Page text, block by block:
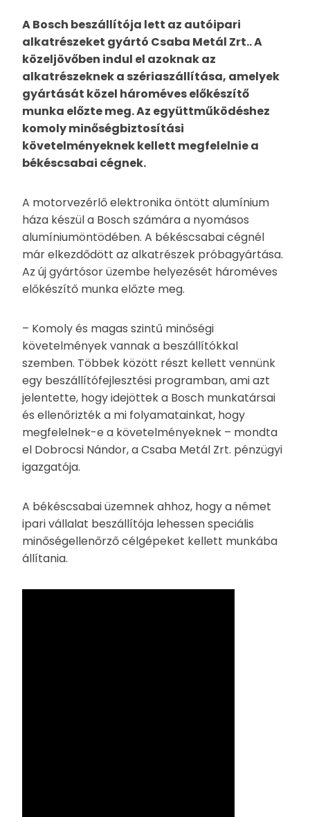
A Bosch beszállítója lett az autóipari
alkatrészeket gyártó Csaba Metál Zrt.. A
közeljövőben indul el azoknak az
alkatrészeknek a szériaszállítása, amelyek
gyártását közel hároméves előkészítő
munka előzte meg. Az együttműködéshez
komoly minőségbiztosítási
követelményeknek kellett megfelelnie a
békéscsabai cégnek.
A motorvezérlő elektronika öntött alumínium
háza készül a Bosch számára a nyomásos
alumíniumöntödében. A békéscsabai cégnél
már elkezdődött az alkatrészek próbagyártása.
Az új gyártósor üzembe helyezését hároméves
előkészítő munka előzte meg.
– Komoly és magas szintű minőségi
követelmények vannak a beszállítókkal
szemben. Többek között részt kellett vennünk
egy beszállítófejlesztési programban, ami azt
jelentette, hogy idejöttek a Bosch munkatársai
és ellenőrizték a mi folyamatainkat, hogy
megfelelnek-e a követelményeknek – mondta
el Dobrocsi Nándor, a Csaba Metál Zrt. pénzügyi
igazgatója.
A békéscsabai üzemnek ahhoz, hogy a német
ipari vállalat beszállítója lehessen speciális
minőségellenőrző célgépeket kellett munkába
állítania.